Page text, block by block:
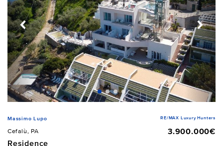
Massimo Lupo RE/MAX Luxury Hunters
Cefalù, PA
3.900.000€
Residence